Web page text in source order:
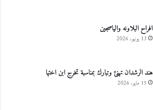
افراح البلاونه والياصجين
13 يونيو، 2026
هند الرشدان تهنئ وتبارك بمناسبة تخرج ابن اختها
15 مايو، 2026